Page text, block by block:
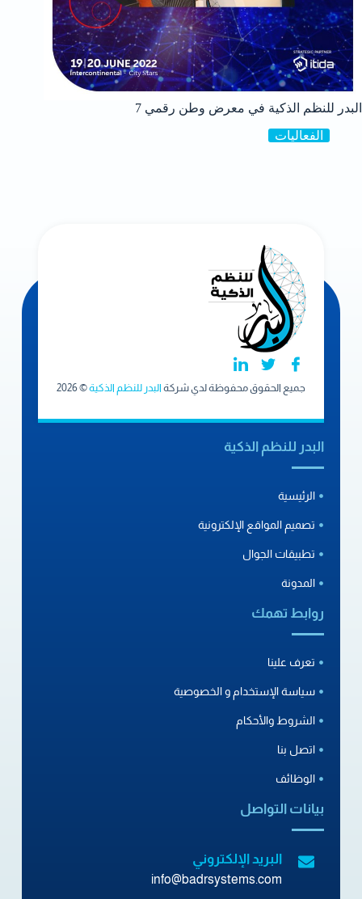
البدر للنظم الذكية في معرض وطن رقمي 7
الفعاليات
جميع الحقوق محفوظة لدي شركة البدر للنظم الذكية© 2026
البدر للنظم الذكية
الرئيسية
تصميم المواقع الإلكترونية
تطبيقات الجوال
المدونة
روابط تهمك
تعرف علينا
سياسة الإستخدام و الخصوصية
الشروط والأحكام
اتصل بنا
الوظائف
بيانات التواصل
البريد الإلكتروني
info@badrsystems.com